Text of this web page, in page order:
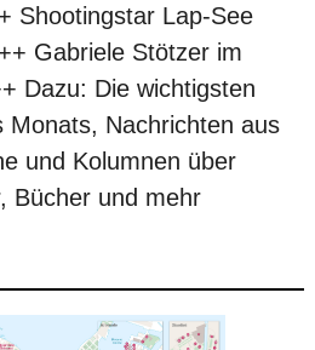
Shootingstar Lap-See
Gabriele Stötzer im
Dazu: Die wichtigsten
Monats, Nachrichten aus
und Kolumnen über
Bücher und mehr